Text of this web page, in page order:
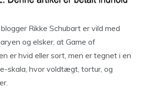
Rikke Schubart er vild med
og elsker, at Game of
er hvid eller sort, men er tegnet i en
skala, hvor voldtægt, tortur, og